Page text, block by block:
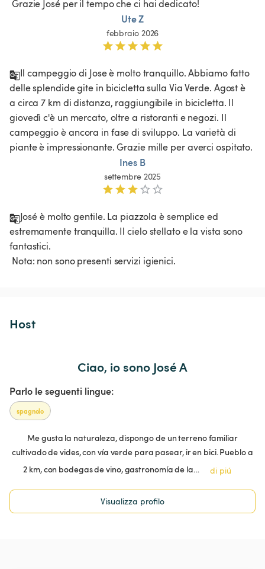
Grazie José per il tempo che ci hai dedicato!
Ute Z
febbraio 2026
Il campeggio di Jose è molto tranquillo. Abbiamo fatto
delle splendide gite in bicicletta sulla Via Verde. Agost è
a circa 7 km di distanza, raggiungibile in bicicletta. Il
giovedì c'è un mercato, oltre a ristoranti e negozi. Il
campeggio è ancora in fase di sviluppo. La varietà di
piante è impressionante. Grazie mille per averci ospitato.
Ines B
settembre 2025
José è molto gentile. La piazzola è semplice ed
estremamente tranquilla. Il cielo stellato e la vista sono
fantastici.
Nota: non sono presenti servizi igienici.
Host
Ciao, io sono José A
Parlo le seguenti lingue:
spagnolo
Me gusta la naturaleza, dispongo de un terreno familiar
cultivado de vides, con vía verde para pasear, ir en bici. Pueblo a
2 km, con bodegas de vino, gastronomía de la…
di piú
Visualizza profilo